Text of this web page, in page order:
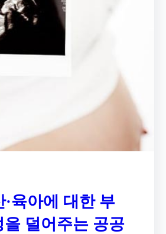
·육아에 대한 부
을 덜어주는 공공